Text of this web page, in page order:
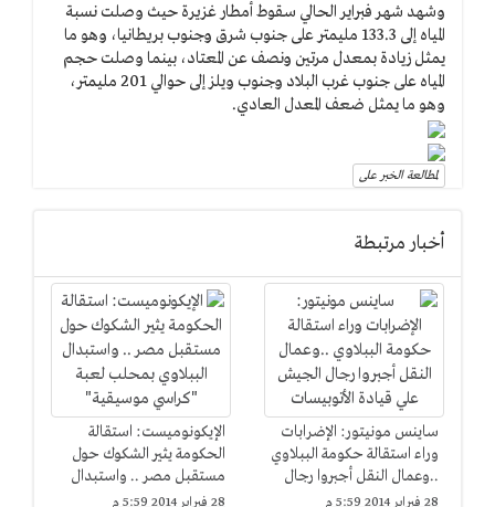
وشهد شهر فبراير الحالي سقوط أمطار غزيرة حيث وصلت نسبة
المياه إلى 133.3 مليمتر على جنوب شرق وجنوب بريطانيا، وهو ما
يمثل زيادة بمعدل مرتين ونصف عن المعتاد، بينما وصلت حجم
المياه على جنوب غرب البلاد وجنوب ويلز إلى حوالي 201 مليمتر،
وهو ما يمثل ضعف المعدل العادي.
لمطالعة الخبر على
أخبار مرتبطة
ساينس مونيتور: الإضرابات
وراء استقالة حكومة الببلاوي
..وعمال النقل أجبروا رجال
الجيش علي قيادة
28 فبراير 2014 5:59 م
الإيكونوميست: استقالة
الحكومة يثير الشكوك حول
مستقبل مصر .. واستبدال
الببلاوي بمحلب لعبة
28 فبراير 2014 5:59 م